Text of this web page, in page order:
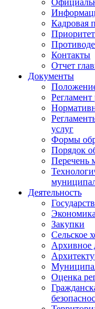
Кадровая
Контакты
Отчет
Документы
услуг
Формы
Порядок
Перечень
Деятельность
Экономика
Закупки
Сельское
Архивное
Оценка